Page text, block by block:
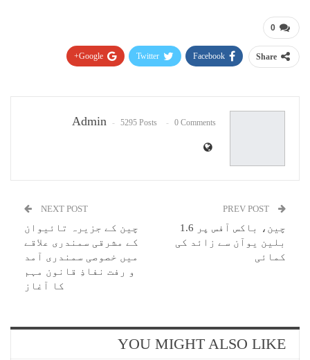
0
Share
Facebook
Twitter
Google+
Admin 5295 Posts 0 Comments
چین، باکس آفس پر 1.6
بلین یوآن سے زائد کی
کمائی
NEXT POST
چین کے جزیرہ تائیوان
کے مشرقی سمندری علاقے
میں خصوصی سمندری آمد
و رفت نفاذِ قانون مہم
کا آغاز
YOU MIGHT ALSO LIKE